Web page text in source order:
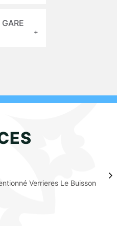
Verrieres Le Buisson